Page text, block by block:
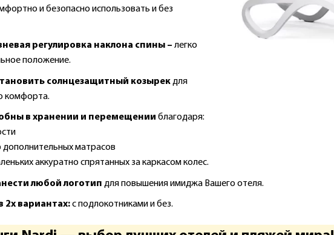
и безопасно использовать и без
регулировка наклона спины – легко
положение.
солнцезащитный козырекдля
комфорта.
в хранении и перемещении благодаря:
матрасов
аккуратно спрятанных за каркасом колес.
любой логотип для повышения имиджа Вашего отеля.
2х вариантах:с подлокотниками и без.